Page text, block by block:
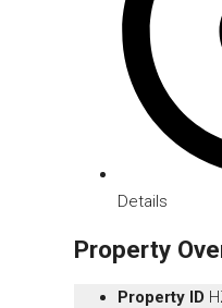
Details
Property
Property ID